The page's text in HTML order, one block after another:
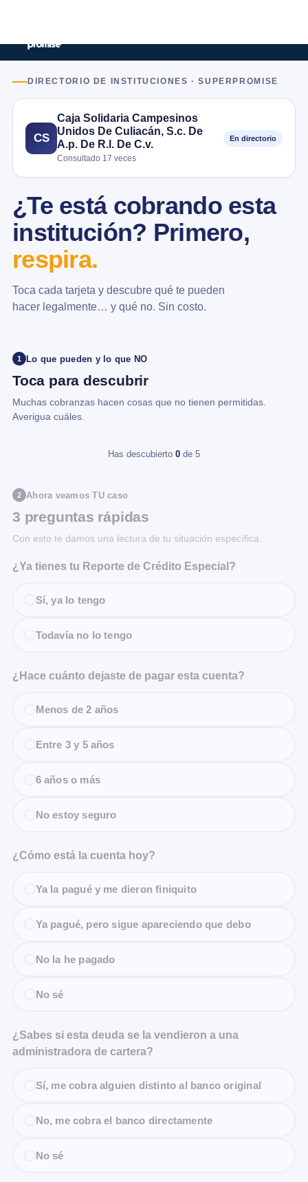
DIRECTORIO DE INSTITUCIONES · SUPERPROMISE
CS
Caja Solidaria Campesinos
Unidos De Culiacán, S.c. De
A.p. De R.l. De C.v.
Consultado 17 veces
En directorio
¿Te está cobrando esta
institución? Primero,
respira.
Toca cada tarjeta y descubre qué te pueden
hacer legalmente… y qué no. Sin costo.
1 Lo que pueden y lo que NO
Toca para descubrir
Muchas cobranzas hacen cosas que no tienen permitidas.
Averigua cuáles.
Has descubierto 0 de 5
2 Ahora veamos TU caso
3 preguntas rápidas
Con esto te damos una lectura de tu situación específica.
¿Ya tienes tu Reporte de Crédito Especial?
Sí, ya lo tengo
Todavía no lo tengo
¿Hace cuánto dejaste de pagar esta cuenta?
Menos de 2 años
Entre 3 y 5 años
6 años o más
No estoy seguro
¿Cómo está la cuenta hoy?
Ya la pagué y me dieron finiquito
Ya pagué, pero sigue apareciendo que debo
No la he pagado
No sé
¿Sabes si esta deuda se la vendieron a una
administradora de cartera?
Sí, me cobra alguien distinto al banco original
No, me cobra el banco directamente
No sé